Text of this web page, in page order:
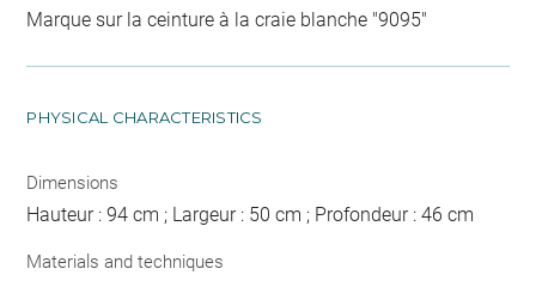
Marque sur la ceinture à la craie blanche "9095"
PHYSICAL CHARACTERISTICS
Dimensions
Hauteur : 94 cm ; Largeur : 50 cm ; Profondeur : 46 cm
Materials and techniques